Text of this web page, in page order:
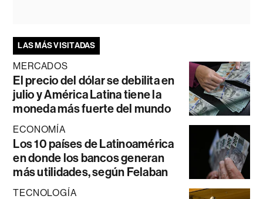
LAS MÁS VISITADAS
MERCADOS
El precio del dólar se debilita en
julio y América Latina tiene la
moneda más fuerte del mundo
ECONOMÍA
Los 10 países de Latinoamérica
en donde los bancos generan
más utilidades, según Felaban
TECNOLOGÍA